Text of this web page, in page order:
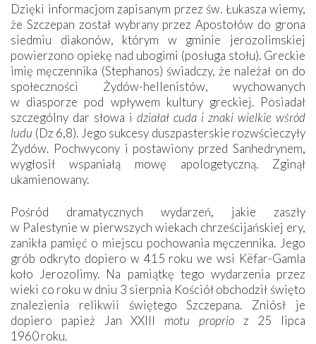
Dzięki informacjom zapisanym przez św. Łukasza wiemy,
że Szczepan został wybrany przez Apostołów do grona
siedmiu diakonów, którym w gminie jerozolimskiej
powierzono opiekę nad ubogimi (posługa stołu). Greckie
imię męczennika (Stephanos) świadczy, że należał on do
społeczności Żydów-hellenistów, wychowanych
w diasporze pod wpływem kultury greckiej. Posiadał
szczególny dar słowa i działał cuda i znaki wielkie wśród
ludu (Dz 6,8). Jego sukcesy duszpasterskie rozwścieczyły
Żydów. Pochwycony i postawiony przed Sanhedrynem,
wygłosił wspaniałą mowę apologetyczną. Zginął
ukamienowany.
Pośród dramatycznych wydarzeń, jakie zaszły
w Palestynie w pierwszych wiekach chrześcijańskiej ery,
zanikła pamięć o miejscu pochowania męczennika. Jego
grób odkryto dopiero w 415 roku we wsi Këfar-Gamla
koło Jerozolimy. Na pamiątkę tego wydarzenia przez
wieki co roku w dniu 3 sierpnia Kościół obchodził święto
znalezienia relikwii świętego Szczepana. Zniósł je
dopiero papież Jan XXIII
motu proprioz 25 lipca
1960 roku.